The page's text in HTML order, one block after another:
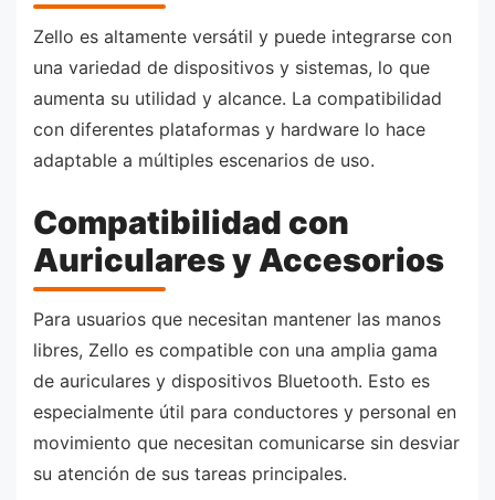
Zello es altamente versátil y puede integrarse con
una variedad de dispositivos y sistemas, lo que
aumenta su utilidad y alcance. La compatibilidad
con diferentes plataformas y hardware lo hace
adaptable a múltiples escenarios de uso.
Compatibilidad con
Auriculares y Accesorios
Para usuarios que necesitan mantener las manos
libres, Zello es compatible con una amplia gama
de auriculares y dispositivos Bluetooth. Esto es
especialmente útil para conductores y personal en
movimiento que necesitan comunicarse sin desviar
su atención de sus tareas principales.